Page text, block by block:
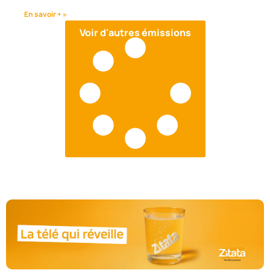
En savoir + »
Voir d'autres émissions